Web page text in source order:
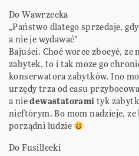
Do Wawrzecka
„Państwo dlatego sprzedaje,
a nie je wydawać”
Bajuści. Choć worce zbocyć,
zabytek, to i tak moze go
konserwatora zabytków. Ino
urzędy trza od casu
a niedewastatoramityk
nieftórym. Bo mom nadzieje,
porządni ludzie
Do Fusillecki